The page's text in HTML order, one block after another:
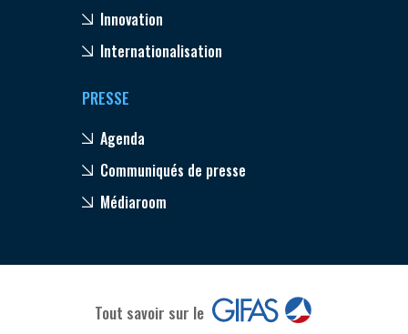
Innovation
Internationalisation
PRESSE
Agenda
Communiqués de presse
Médiaroom
Tout savoir sur le